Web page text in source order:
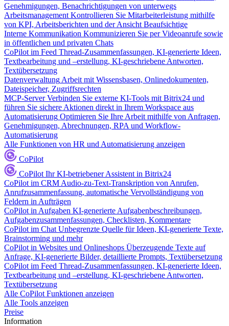
Genehmigungen, Benachrichtigungen von unterwegs
Arbeitsmanagement Kontrollieren Sie Mitarbeiterleistung mithilfe
von KPI, Arbeitsberichten und der Ansicht Beaufsichtige
Interne Kommunikation Kommunizieren Sie per Videoanrufe sowie
in öffentlichen und privaten Chats
CoPilot im Feed Thread-Zusammenfassungen, KI-generierte Ideen,
Textbearbeitung und –erstellung, KI-geschriebene Antworten,
Textübersetzung
Datenverwaltung Arbeit mit Wissensbasen, Onlinedokumenten,
Dateispeicher, Zugriffsrechten
MCP-Server Verbinden Sie externe KI-Tools mit Bitrix24 und
führen Sie sichere Aktionen direkt in Ihrem Workspace aus
Automatisierung Optimieren Sie Ihre Arbeit mithilfe von Anfragen,
Genehmigungen, Abrechnungen, RPA und Workflow-
Automatisierung
Alle Funktionen von HR und Automatisierung anzeigen
CoPilot
CoPilot Ihr KI-betriebener Assistent in Bitrix24
CoPilot im CRM Audio-zu-Text-Transkription von Anrufen,
Anrufzusammenfassung, automatische Vervollständigung von
Feldern in Aufträgen
CoPilot in Aufgaben KI-generierte Aufgabenbeschreibungen,
Aufgabenzusammenfassungen, Checklisten, Kommentare
CoPilot im Chat Unbegrenzte Quelle für Ideen, KI-generierte Texte,
Brainstorming und mehr
CoPilot in Websites und Onlineshops Überzeugende Texte auf
Anfrage, KI-generierte Bilder, detaillierte Prompts, Textübersetzung
CoPilot im Feed Thread-Zusammenfassungen, KI-generierte Ideen,
Textbearbeitung und –erstellung, KI-geschriebene Antworten,
Textübersetzung
Alle CoPilot Funktionen anzeigen
Alle Tools anzeigen
Preise
Information